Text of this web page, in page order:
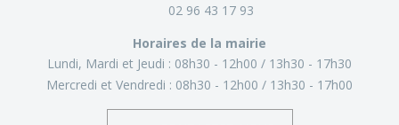
02 96 43 17 93
Horaires de la mairie
Lundi, Mardi et Jeudi : 08h30 - 12h00
13h30 - 17h30
Mercredi et Vendredi : 08h30 - 12h00 13h30 - 17h00